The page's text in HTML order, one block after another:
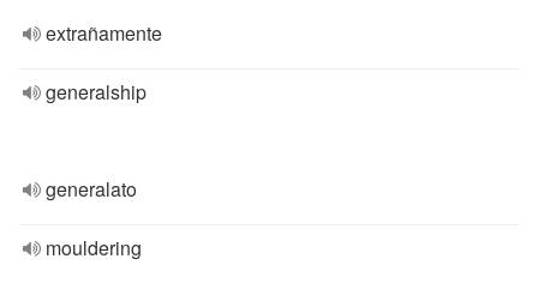
extrañamente
generalship
generalato
mouldering